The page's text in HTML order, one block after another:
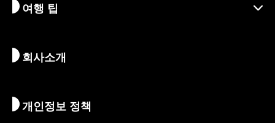
지속가능한 관광
액티비티
예술 & 문화
아침 & 밤
목적지
여정
여행 팁
교토 둘러보기
지도 및 도구
회사소개
개인정보 정책